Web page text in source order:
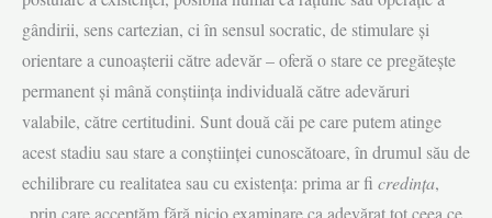
gândirii, sens cartezian, ci în sensul socratic, de stimulare şi
orientare a cunoaşterii către adevăr – oferă o stare ce pregăteşte
permanent şi mână conştiinţa individuală către adevăruri
valabile, către certitudini. Sunt două căi pe care putem atinge
acest stadiu sau stare a conştiinţei cunoscătoare, în drumul său de
echilibrare cu realitatea sau cu existenţa: prima ar fi credinţa,
„prin care acceptăm fără nicio examinare ca adevărat tot ceea ce